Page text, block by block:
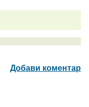
Добави коментар